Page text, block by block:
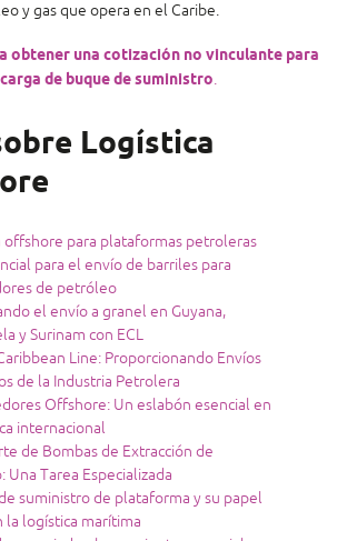
y gas que opera en el Caribe.
obtener una cotización no vinculante para
de buque de suministro
Logística
offshore para plataformas petroleras
para el envío de barriles para
de petróleo
el envío a granel en Guyana,
y Surinam con ECL
Line: Proporcionando Envíos
de la Industria Petrolera
Offshore: Un eslabón esencial en
internacional
de Bombas de Extracción de
Una Tarea Especializada
suministro de plataforma y su papel
la logística marítima